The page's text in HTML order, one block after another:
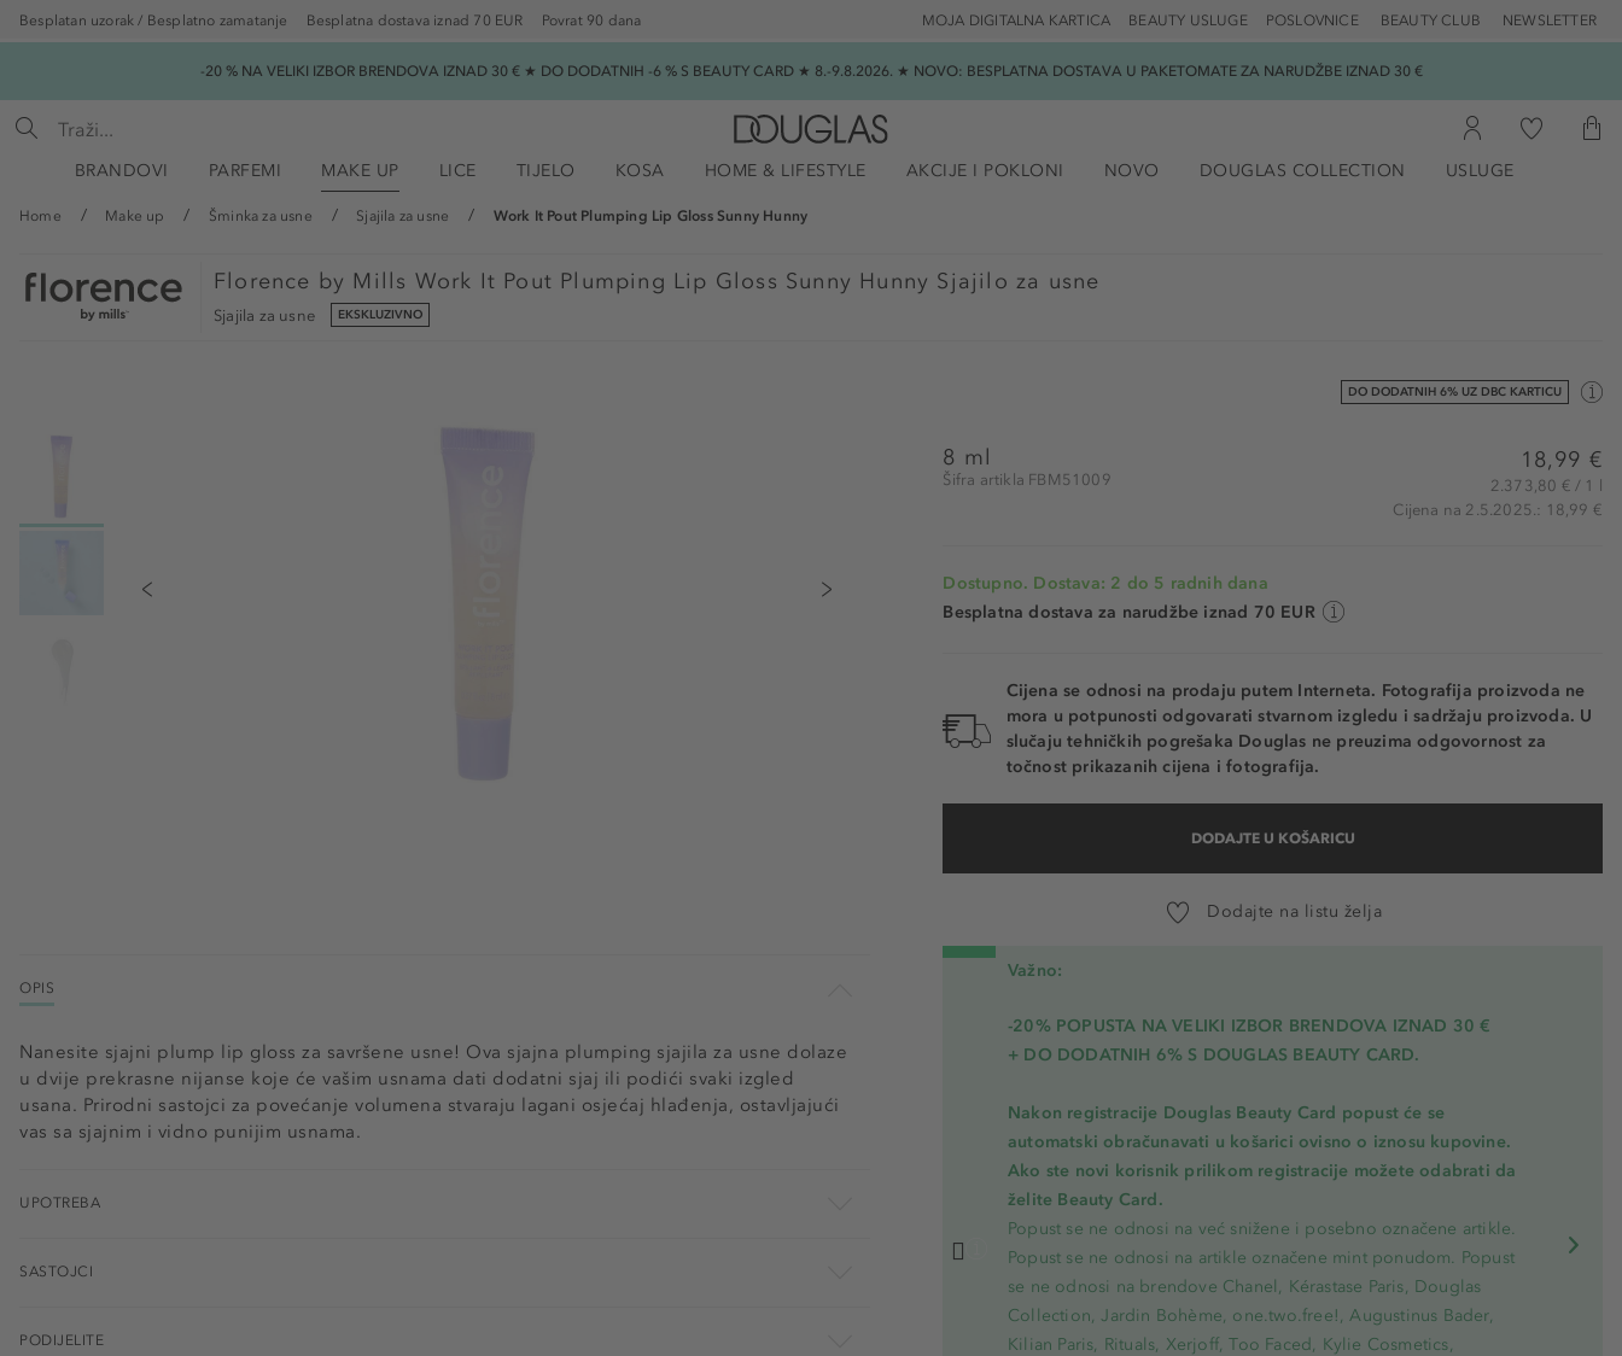
Besplatan uzorak / Besplatno zamatanje Besplatna dostava iznad 70 EUR Povrat 90 dana POSLOVNICE BEAUTY CLUB NEWSLETTER
BEAUTY USLUGE
MOJA DIGITALNA KARTICA
-20 % NA VELIKI IZBOR BRENDOVA IZNAD 30 € ★ DO DODATNIH -6 % S BEAUTY CARD ★ 8.-9.8.2026. ★ NOVO: BESPLATNA DOSTAVA U PAKETOMATE ZA NARUDŽBE IZNAD 30 €
BRANDOVI PARFEMI MAKE UP LICE TIJELO KOSA HOME & LIFESTYLE AKCIJE I POKLONI NOVO DOUGLAS COLLECTION USLUGE
Home Make up Šminka za usne Sjajila za usne Work It Pout Plumping Lip Gloss Sunny Hunny
Florence by Mills Work It Pout Plumping Lip Gloss Sunny Hunny Sjajilo za usne
Sjajila za usne EKSKLUZIVNO
DO DODATNIH 6% UZ DBC KARTICU
8 ml
Šifra artikla FBM51009
18,99 €
2.373,80 € / 1 l
Cijena na 2.5.2025.: 18,99 €
Dostupno. Dostava: 2 do 5 radnih dana
Besplatna dostava za narudžbe iznad 70 EUR
Cijena se odnosi na prodaju putem Interneta. Fotografija proizvoda ne
mora u potpunosti odgovarati stvarnom izgledu i sadržaju proizvoda. U
slučaju tehničkih pogrešaka Douglas ne preuzima odgovornost za
točnost prikazanih cijena i fotografija.
DODAJTE U KOŠARICU
Dodajte na listu želja
Važno:
-20% POPUSTA NA VELIKI IZBOR BRENDOVA IZNAD 30 €
+ DO DODATNIH 6% S DOUGLAS BEAUTY CARD.
Nakon registracije Douglas Beauty Card popust će se
automatski obračunavati u košarici ovisno o iznosu kupovine.
Ako ste novi korisnik prilikom registracije možete odabrati da
želite Beauty Card.
Popust se ne odnosi na već snižene i posebno označene artikle.
Popust se ne odnosi na artikle označene mint ponudom. Popust
se ne odnosi na brendove Chanel, Kérastase Paris, Douglas
Collection, Jardin Bohème, one.two.free!, Augustinus Bader,
Kilian Paris, Rituals, Xerjoff, Too Faced, Kylie Cosmetics,
OPIS
Nanesite sjajni plump lip gloss za savršene usne! Ova sjajna plumping sjajila za usne dolaze
u dvije prekrasne nijanse koje će vašim usnama dati dodatni sjaj ili podići svaki izgled
usana. Prirodni sastojci za povećanje volumena stvaraju lagani osjećaj hlađenja, ostavljajući
vas sa sjajnim i vidno punijim usnama.
UPOTREBA
SASTOJCI
PODIJELITE